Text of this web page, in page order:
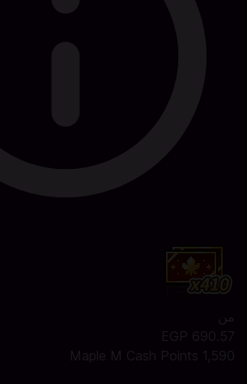
من
690.57 EGP
1,590 Maple M Cash Points